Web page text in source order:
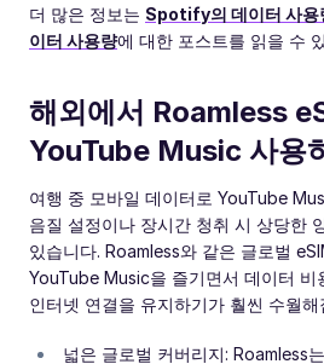
더 많은 정보는 Spotify의 데이터 사용
이터 사용량에 대한 포스트를 읽을 수
해외에서 Roamless
YouTube Music 사용
여행 중 모바일 데이터로 YouTube
음질 설정이나 장시간 청취 시 상당한
있습니다. Roamless와 같은 글로벌
YouTube Music을 즐기면서 데이터 비
인터넷 연결을 유지하기가 훨씬 수월해
넓은 글로벌 커버리지: Roamless